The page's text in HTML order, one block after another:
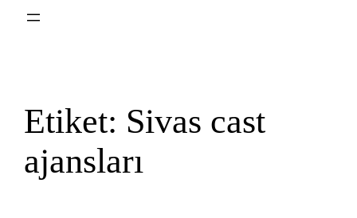
Etiket: Sivas cast
ajansları